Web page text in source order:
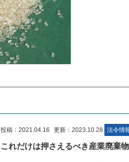
投稿：2021.04.16 更新：2023.10.28 法令情
これだけは押さえるべき産業廃棄